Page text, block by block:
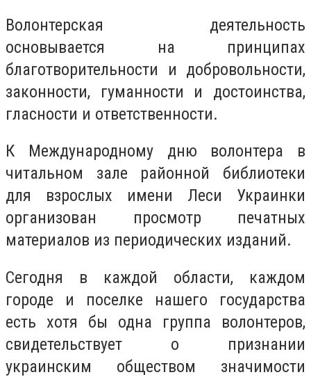
Волонтерская деятельность
основывается на принципах
благотворительности и добровольности,
законности, гуманности и достоинства,
гласности и ответственности.
К Международному дню волонтера в
читальном зале районной библиотеки
для взрослых имени Леси Украинки
организован просмотр печатных
материалов из периодических изданий.
Сегодня в каждой области, каждом
городе и поселке нашего государства
есть хотя бы одна группа волонтеров,
свидетельствует о признании
украинским обществом значимости